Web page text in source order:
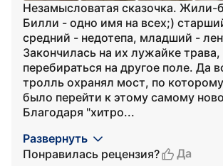
Незамысловатая сказочка. Жили-
Билли - одно имя на всех;)
средний - недотепа, младший -
Закончилась на их лужайке
перебираться на другое поле. Да
тролль охранял мост, по
было перейти к этому самому
Благодаря "хитро...
Развернуть
Понравилась рецензия?
Да